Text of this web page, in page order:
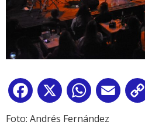
Facebook
X WhatsApp
Email
Foto: Andrés Fernández